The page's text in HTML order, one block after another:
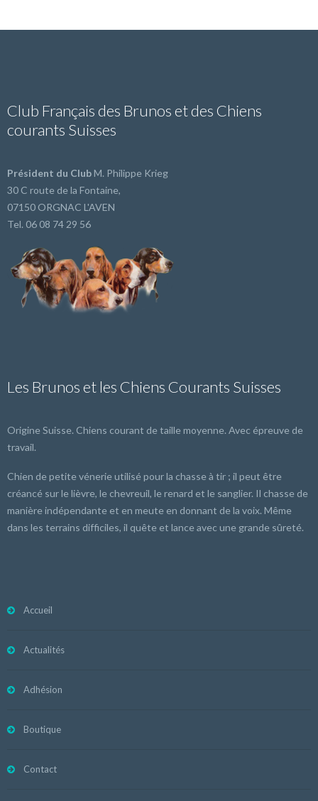
Club Français des Brunos et des Chiens
courants Suisses
Président du ClubM. Philippe Krieg
30 C route de la Fontaine,
07150 ORGNAC L'AVEN
Tel. 06 08 74 29 56
Les Brunos et les Chiens Courants Suisses
Origine Suisse. Chiens courant de taille moyenne. Avec épreuve de
travail.
Chien de petite vénerie utilisé pour la chasse à tir ; il peut être
créancé sur le lièvre, le chevreuil, le renard et le sanglier. Il chasse de
manière indépendante et en meute en donnant de la voix. Même
dans les terrains difficiles, il quête et lance avec une grande sûreté.
Accueil
Actualités
Adhésion
Boutique
Contact